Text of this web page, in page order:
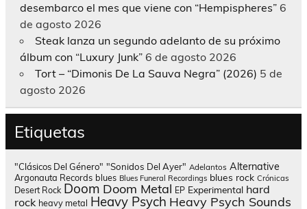
desembarco el mes que viene con “Hempispheres” 6
de agosto 2026
Steak lanza un segundo adelanto de su próximo
álbum con “Luxury Junk” 6 de agosto 2026
Tort – “Dimonis De La Sauva Negra” (2026) 5 de
agosto 2026
Etiquetas
"Clásicos Del Género" "Sonidos Del Ayer" Adelantos Alternative
Argonauta Records blues Blues Funeral Recordings blues rock Crónicas
Desert Rock Doom Doom Metal EP Experimental hard
rock heavy metal Heavy Psych Heavy Psych Sounds